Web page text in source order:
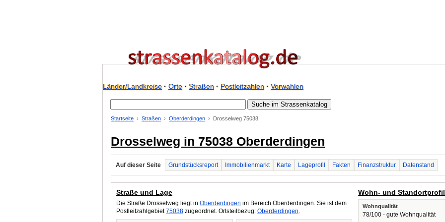
Länder/Landkreise· Orte· Straßen· Postleitzahlen· Vorwahlen
Startseite Straßen Oberderdingen Drosselweg 75038
Drosselweg in 75038 Oberderdingen
Auf dieser Seite Grundstücksreport Immobilienmarkt Karte Lageprofil Fakten Finanzstruktur Datenstand
Straße und Lage
Die Straße Drosselweg liegt in Oberderdingen im Bereich Oberderdingen. Sie ist dem
Postleitzahlgebiet75038 zugeordnet. Ortsteilbezug: Oberderdingen.
Wohn- und Standortprofil
Wohnqualität
78/100 - gute Wohnqualität